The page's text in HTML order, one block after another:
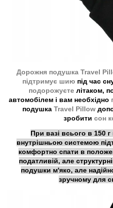
Дорожня подушка Travel
підтримує шию під час
подорожуєте літаком,
автомобілем і вам необхідно
подушкаTravel Pillow
зробити сон
При вазі всього в 150
внутрішньою системою
комфортно спати в
податливій, але
подушки м'яко, але
зручному для